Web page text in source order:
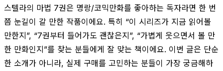
스텔라의 마법 7권은 명랑/코믹만화를 좋아하는 독자라면 한 번
쯤 눈길이 갈 만한 작품이에요. 특히 “이 시리즈가 지금 읽어볼
만한지”, “7권부터 들어가도 괜찮은지”, “가볍게 웃으면서 볼 만
한 만화인지”를 찾는 분들에게 잘 맞는 책이에요. 이번 글은 단순
한 소개가 아니라, 실제 구매를 고민하는 분들이 가장 궁금해하